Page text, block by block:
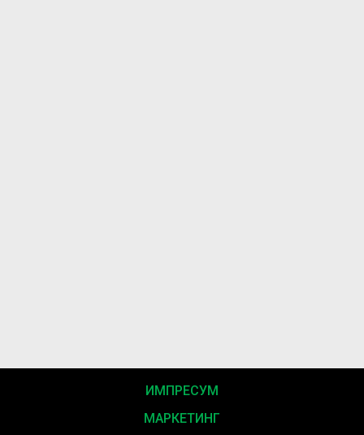
ИМПРЕСУМ
МАРКЕТИНГ